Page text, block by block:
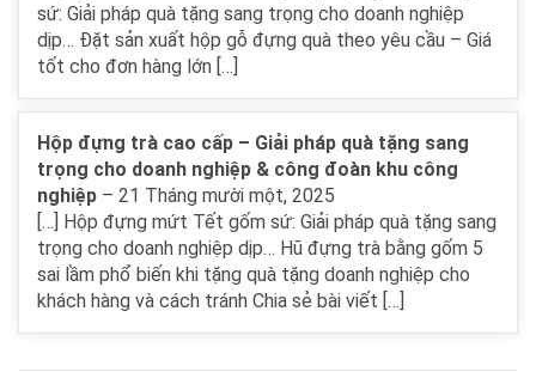
sứ: Giải pháp quà tặng sang trọng cho doanh nghiệp
dịp… Đặt sản xuất hộp gỗ đựng quà theo yêu cầu – Giá
tốt cho đơn hàng lớn […]
Hộp đựng trà cao cấp – Giải pháp quà tặng sang
trọng cho doanh nghiệp & công đoàn khu công
nghiệp – 21 Tháng mười một, 2025
[…] Hộp đựng mứt Tết gốm sứ: Giải pháp quà tặng sang
trọng cho doanh nghiệp dịp… Hũ đựng trà bằng gốm 5
sai lầm phổ biến khi tặng quà tặng doanh nghiệp cho
khách hàng và cách tránh Chia sẻ bài viết […]